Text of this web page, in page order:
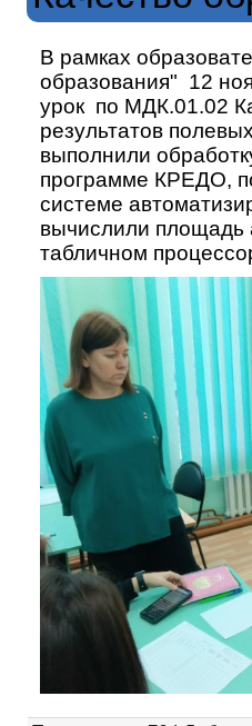
В рамках
образования" 12
урок по МДК.01.02
результатов
выполнили
программе КРЕДО,
системе
вычислили площадь
табличном